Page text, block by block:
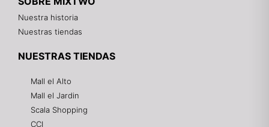
Nuestra historia
Nuestras tiendas
NUESTRAS TIENDAS
Mall el Alto
Mall el Jardin
Scala Shopping
CCI